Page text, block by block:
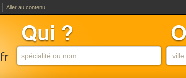
Aller au contenu